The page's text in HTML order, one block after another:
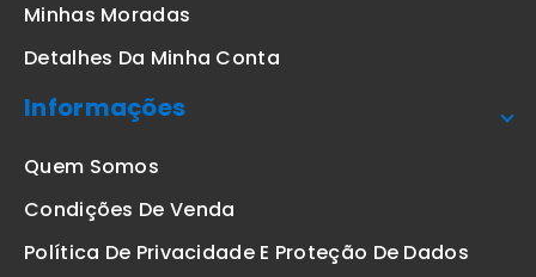
Minhas Moradas
Detalhes Da Minha Conta
Informações
Quem Somos
Condições De Venda
Política De Privacidade E Proteção De Dados